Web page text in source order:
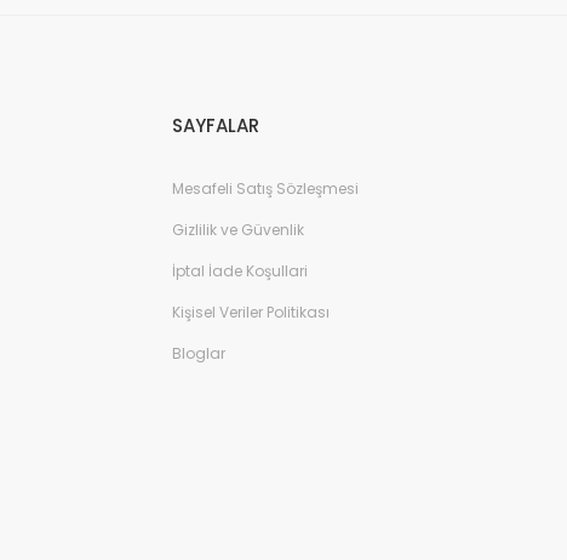
SAYFALAR
Mesafeli Satış Sözleşmesi
Gizlilik ve Güvenlik
İptal İade Koşullari
Kişisel Veriler Politikası
Bloglar